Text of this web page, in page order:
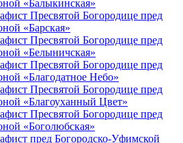
«Балыкинская»
Пресвятой Богородице пред
«Барская»
Пресвятой Богородице пред
«Белыничская»
Пресвятой Богородице пред
«Благодатное Небо»
Пресвятой Богородице пред
«Благоуханный Цвет»
Пресвятой Богородице пред
«Боголюбская»
пред Богородско-Уфимской